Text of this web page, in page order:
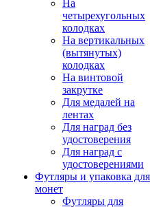
На
четырехугольных
колодках
На вертикальных
(вытянутых)
колодках
На винтовой
закрутке
Для медалей на
лентах
Для наград без
удостоверения
Для наград с
удостоверениями
Футляры и упаковка для
монет
Футляры для